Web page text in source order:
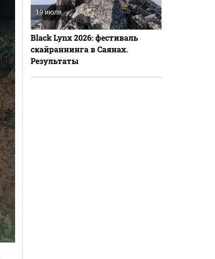
19 июля
Black Lynx 2026: фестиваль
скайраннинга в Саянах.
Результаты